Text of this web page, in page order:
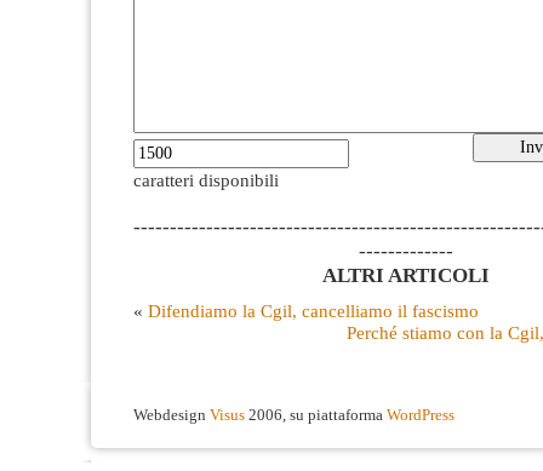
caratteri disponibili
-------------
ALTRI ARTICOLI
« Difendiamo la Cgil, cancelliamo il fascismo
Perché stiamo con la
Webdesign Visus 2006, su piattaforma WordPress